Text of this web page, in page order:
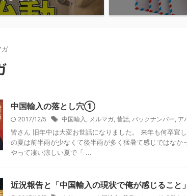
ガ
中国輸入の落とし穴①
2017/12/5 中国輸入 , メルマガ, 昔話, バックナンバー, ア
皆さん 旧年中は大変お世話になりました。 来年も何卒宜
の夏は前半雨が少なくて後半雨が多く猛暑て感じではなか
やって凄い涼しい夏で「 ...
近況報告と「中国輸入の現状で俺が感じること」